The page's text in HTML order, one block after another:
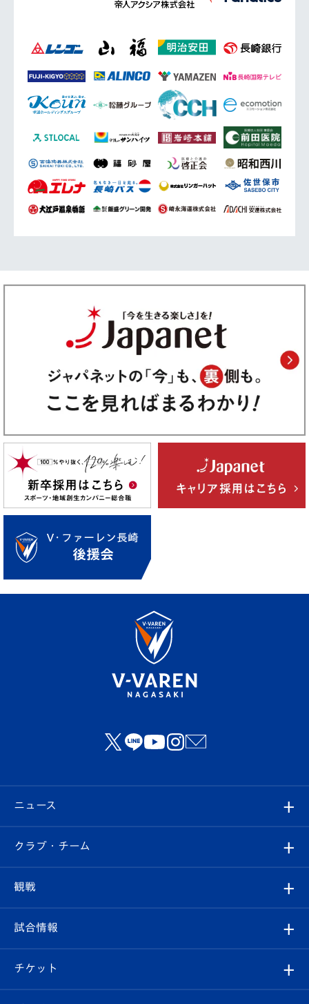
ニュース
すべて
クラブ
試合情報
クラブ・チーム
クラブ概要
エンブレム紹介
観戦
観戦ルール
はじめての観戦ガイド
試合情報
試合日程/結果
チケット